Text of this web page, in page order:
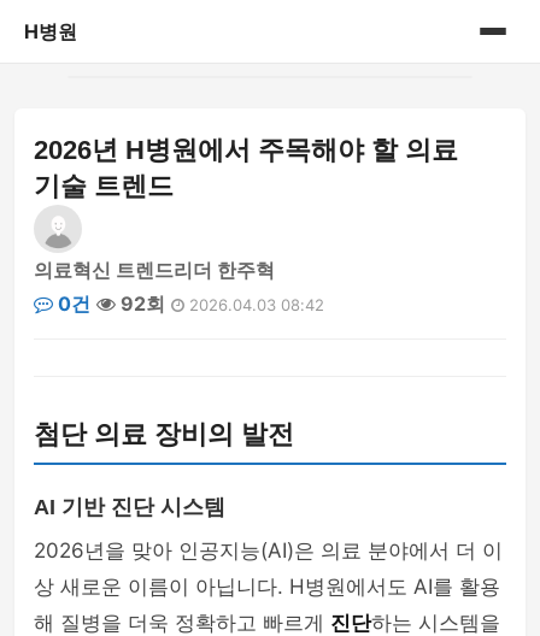
H병원
병원정보
2026년 H병원에서 주목해야 할 의료
기술 트렌드
의료혁신 트렌드리더 한주혁
0건
92회 2026.04.03 08:42
첨단 의료 장비의 발전
AI 기반 진단 시스템
2026년을 맞아 인공지능(AI)은 의료 분야에서 더 이
상 새로운 이름이 아닙니다. H병원에서도 AI를 활용
해 질병을 더욱 정확하고 빠르게 진단하는 시스템을